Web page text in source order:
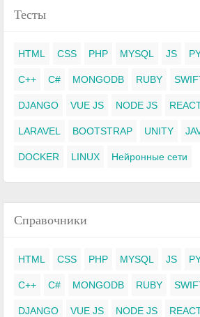
Тесты
HTML CSS PHP MYSQL JS
C++ C# MONGODB RUBY
DJANGO VUE JS NODE JS
LARAVEL BOOTSTRAP UNITY
DOCKER LINUX Нейронные сети
Справочники
HTML CSS PHP MYSQL JS
C++ C# MONGODB RUBY
DJANGO VUE JS NODE JS